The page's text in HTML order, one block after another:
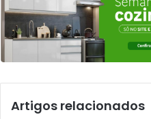
Artigos relacionados